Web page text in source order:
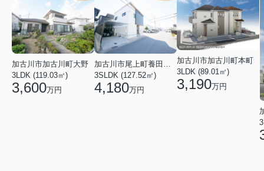
加古川市加古川町大野
3LDK (119.03㎡)
3,600万円
加古川市尾上町養田２丁目
3SLDK (127.52㎡)
4,180万円
加古川市加古川町本町
3LDK (89.01㎡)
3,190万円